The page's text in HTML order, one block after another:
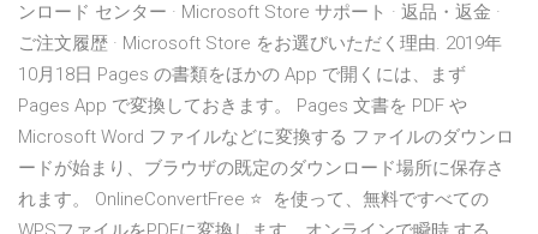
ンロード センター · Microsoft Store サポート · 返品・返金 ·
ご注文履歴 · Microsoft Store をお選びいただく理由. 2019年
10月18日 Pages の書類をほかの App で開くには、まず
Pages App で変換しておきます。 Pages 文書を PDF や
Microsoft Word ファイルなどに変換する ファイルのダウンロ
ードが始まり、ブラウザの既定のダウンロード場所に保存さ
れます。 OnlineConvertFree ⭐ ️ を使って、無料ですべての